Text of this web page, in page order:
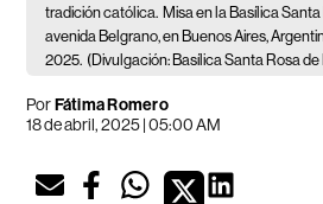
tradición católica. Misa en la Basílica
avenida Belgrano, en Buenos Aires,
2025. (Divulgación: Basílica Santa Rosa de
PorFátima Romero
18 de abril, 2025 | 05:00 AM